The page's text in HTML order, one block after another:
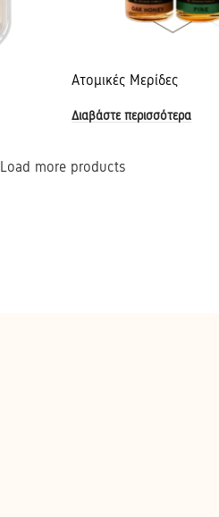
Ατομικές Μερίδες
Διαβάστε περισσότερα
Load more products